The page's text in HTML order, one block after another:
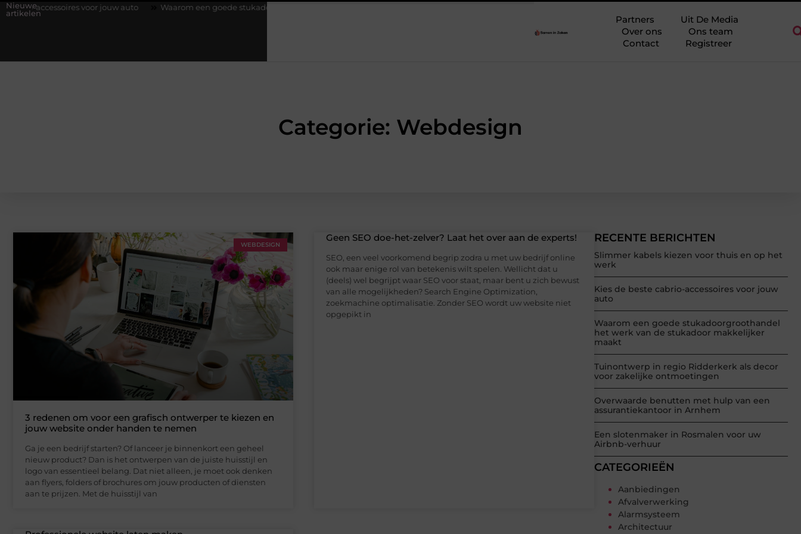
Nieuwe
artikelen
voor jouw auto Waarom een goede stukadoorgroothandel het werk van de stukadoor makkelijker maakt
Partners
Uit De Media
Over ons
Ons team
Contact
Registreer
Categorie: Webdesign
RECENTE BERICHTEN
Slimmer kabels kiezen voor thuis en op het
werk
Kies de beste cabrio-accessoires voor jouw
auto
Waarom een goede stukadoorgroothandel
het werk van de stukadoor makkelijker
maakt
Tuinontwerp in regio Ridderkerk als decor
voor zakelijke ontmoetingen
Overwaarde benutten met hulp van een
assurantiekantoor in Arnhem
Een slotenmaker in Rosmalen voor uw
Airbnb-verhuur
CATEGORIEËN
Aanbiedingen
Afvalverwerking
Alarmsysteem
Architectuur
WEBDESIGN
3 redenen om voor een grafisch ontwerper te kiezen en
jouw website onder handen te nemen
Ga je een bedrijf starten? Of lanceer je binnenkort een geheel
nieuw product? Dan is het ontwerpen van de juiste huisstijl en
logo van essentieel belang. Dat niet alleen, je moet ook denken
aan flyers, folders of brochures om jouw producten of diensten
aan te prijzen. Met de huisstijl van
Geen SEO doe-het-zelver? Laat het over aan de experts!
SEO, een veel voorkomend begrip zodra u met uw bedrijf online
ook maar enige rol van betekenis wilt spelen. Wellicht dat u
(deels) wel begrijpt waar SEO voor staat, maar bent u zich bewust
van alle mogelijkheden? Search Engine Optimization,
zoekmachine optimalisatie. Zonder SEO wordt uw website niet
opgepikt in